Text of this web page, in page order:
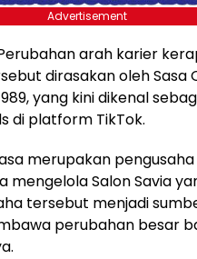
Advertisement
arah karier
dirasakan oleh Sasa
yang kini dikenal
di platform TikTok.
merupakan
mengelola Salon Savia
tersebut menjadi
perubahan besar